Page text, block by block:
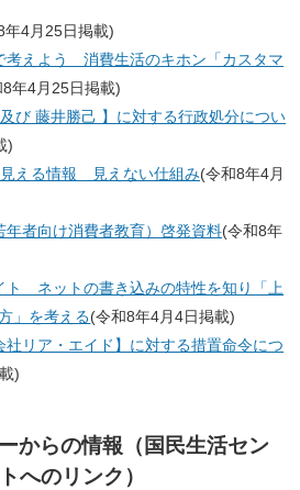
年4月25日掲載)
考えよう 消費生活のキホン「カスタマ
8年4月25日掲載)
び 藤井勝己 】に対する行政処分につい
)
える情報 見えない仕組み(令和8年4月
年者向け消費者教育）啓発資料(令和8年
ト ネットの書き込みの特性を知り「上
」を考える(令和8年4月4日掲載)
リア・エイド】に対する措置命令につ
)
からの情報（国民生活セン
へのリンク）